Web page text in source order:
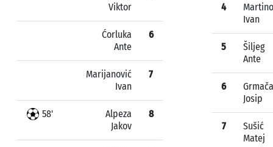
Viktor
Ćorluka
Ante
6
Marijanović
Ivan
7
58'
Alpeza
Jakov
8
4
Ivan
5
Šiljeg
Ante
6
Grmača
Josip
7
Sušić
Matej